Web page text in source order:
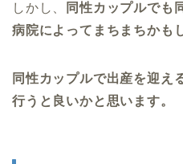
しかし、
同性カップルでも
病院によってまちまちかも
同性カップルで出産を迎え
行うと良いかと思います。